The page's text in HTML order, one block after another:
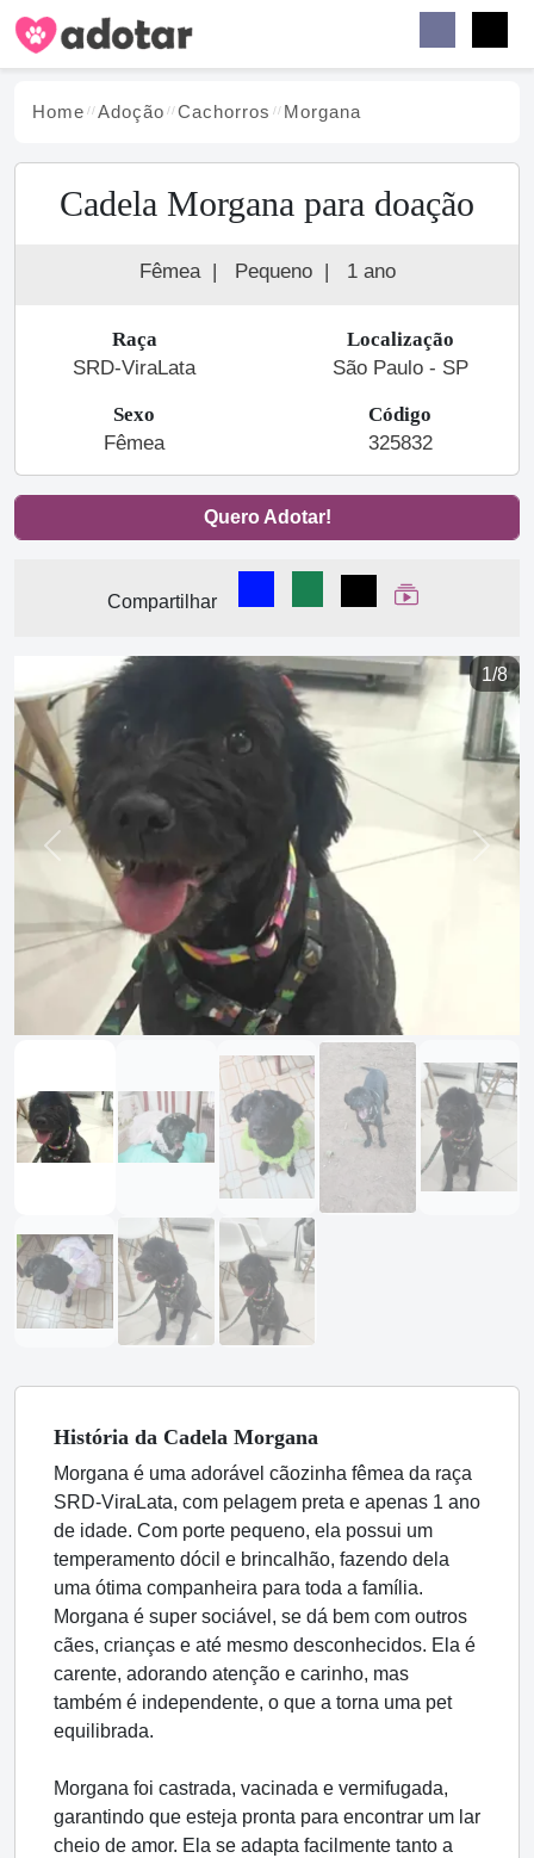
Home Adoção Cachorros Morgana
Cadela Morgana para doação
Fêmea | Pequeno | 1 ano
Raça
SRD-ViraLata
Localização
São Paulo - SP
Sexo
Fêmea
Código
325832
Quero Adotar!
Compartilhar
Compartilhar no Facebook
Compartilhar no
Compartilhar
Ver Web Story
1/8
Previous
História da Cadela Morgana
Morgana é uma adorável cãozinha fêmea da raça
SRD-ViraLata, com pelagem preta e apenas 1 ano
de idade. Com porte pequeno, ela possui um
temperamento dócil e brincalhão, fazendo dela
uma ótima companheira para toda a família.
Morgana é super sociável, se dá bem com outros
cães, crianças e até mesmo desconhecidos. Ela é
carente, adorando atenção e carinho, mas
também é independente, o que a torna uma pet
equilibrada.
Morgana foi castrada, vacinada e vermifugada,
garantindo que esteja pronta para encontrar um lar
cheio de amor. Ela se adapta facilmente tanto a